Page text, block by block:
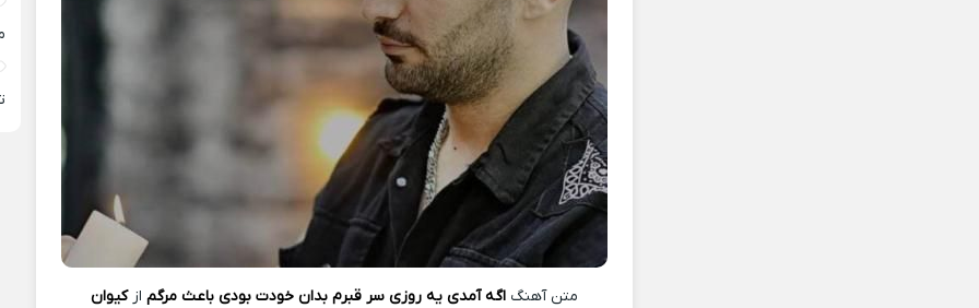
متن آهنگاگه آمدی یه روزی سر قبرم بدان خودت بودی باعث مرگم ازکیوان